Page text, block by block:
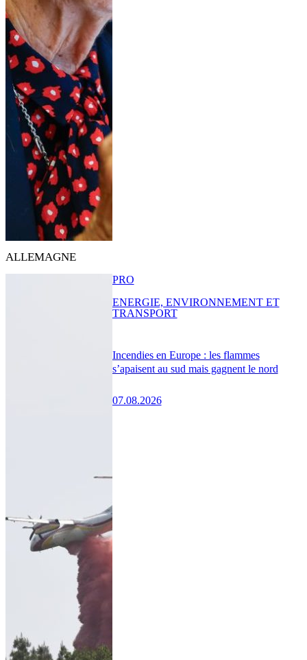
ALLEMAGNE
Incendies en Europe : les flammes
s’apaisent au sud mais gagnent le nord
07.08.2026
PRO
ENERGIE, ENVIRONNEMENT ET
TRANSPORT